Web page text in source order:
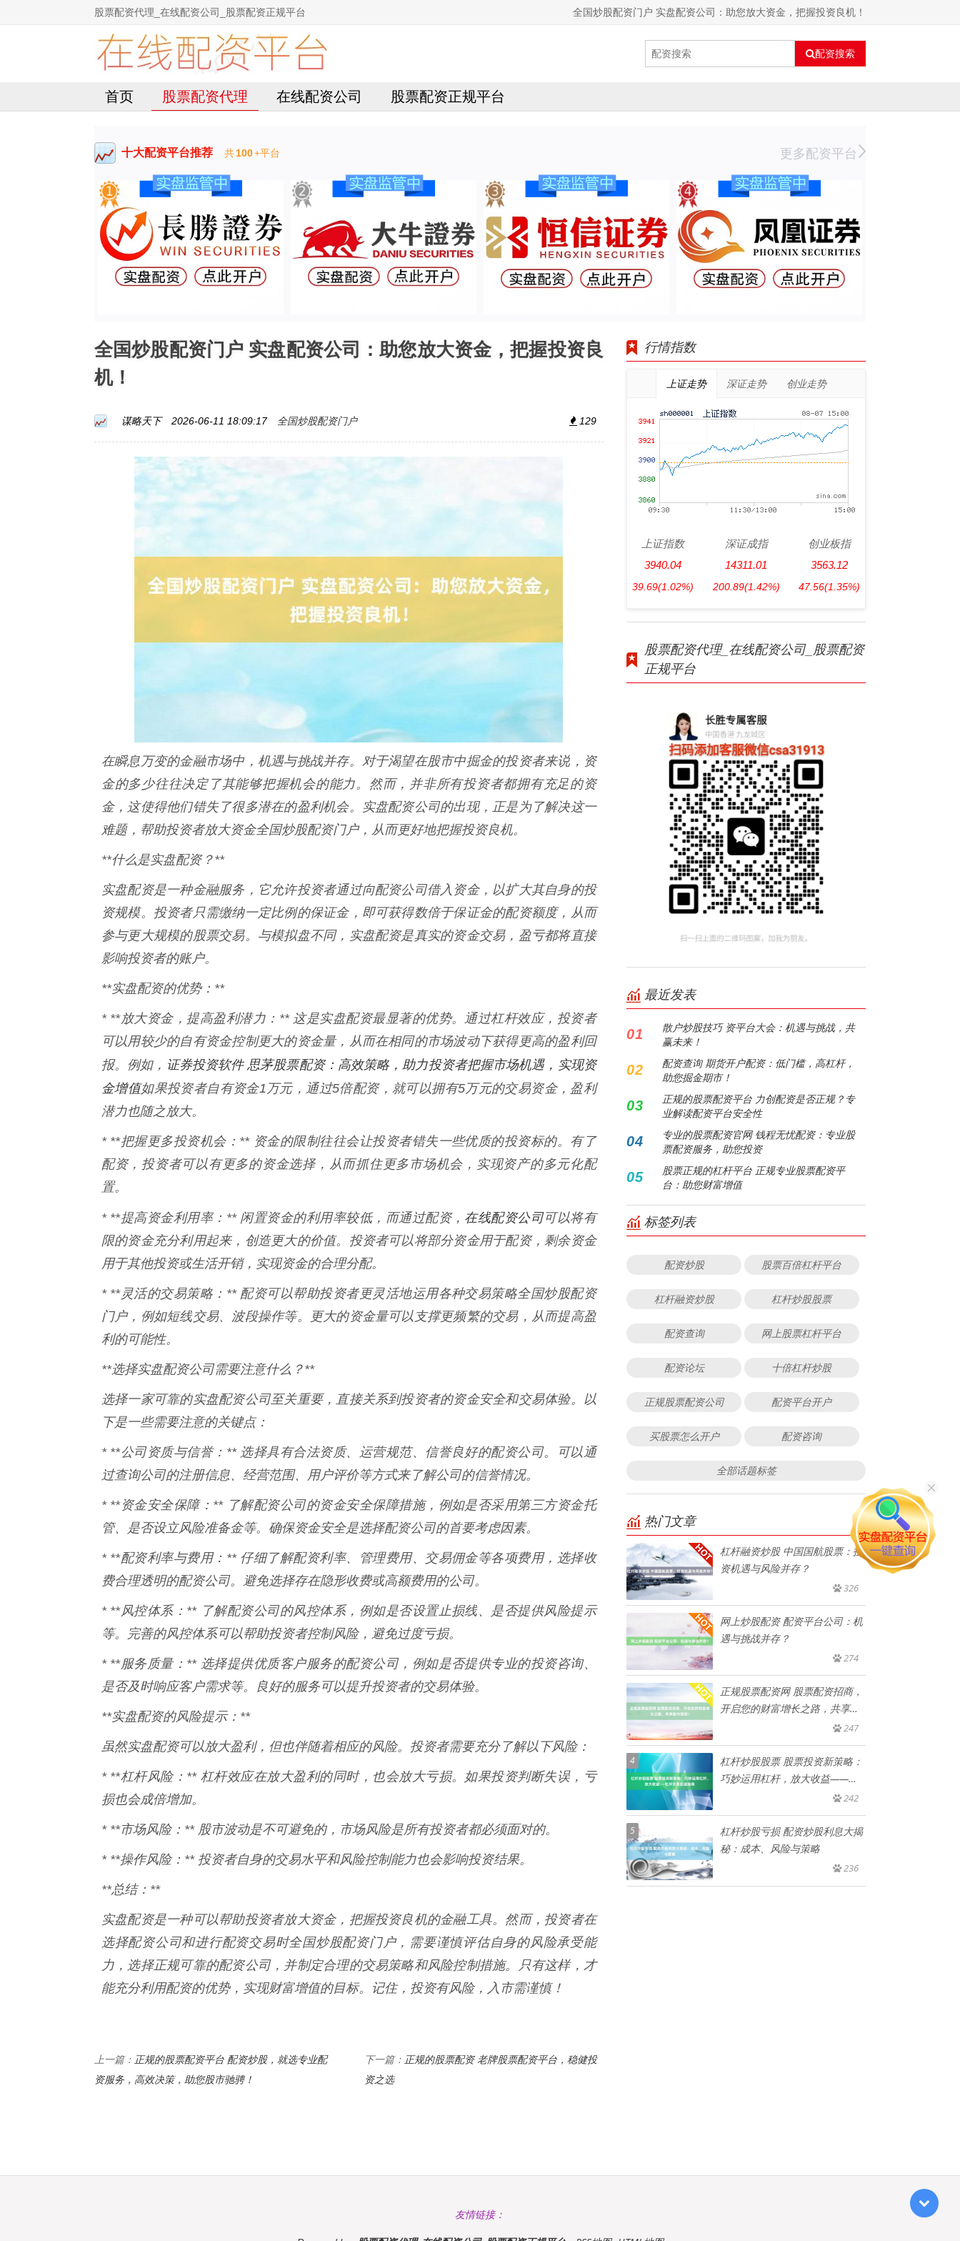
股票配资代理_在线配资公司_股票配资正规平台 全国炒股配资门户 实盘配资公司：助您放大资金，把握投资良机！
配资搜索
首页 股票配资代理 在线配资公司 股票配资正规平台
十大配资平台推荐 共100+平台 更多配资平台
全国炒股配资门户 实盘配资公司：助您放大资金，把握投资良
机！
谋略天下 2026-06-11 18:09:17 全国炒股配资门户 129
在瞬息万变的金融市场中，机遇与挑战并存。对于渴望在股市中掘金的投资者来说，资
金的多少往往决定了其能够把握机会的能力。然而，并非所有投资者都拥有充足的资
金，这使得他们错失了很多潜在的盈利机会。实盘配资公司的出现，正是为了解决这一
难题，帮助投资者放大资金全国炒股配资门户，从而更好地把握投资良机。
**什么是实盘配资？**
实盘配资是一种金融服务，它允许投资者通过向配资公司借入资金，以扩大其自身的投
资规模。投资者只需缴纳一定比例的保证金，即可获得数倍于保证金的配资额度，从而
参与更大规模的股票交易。与模拟盘不同，实盘配资是真实的资金交易，盈亏都将直接
影响投资者的账户。
**实盘配资的优势：**
* **放大资金，提高盈利潜力：** 这是实盘配资最显著的优势。通过杠杆效应，投资者
可以用较少的自有资金控制更大的资金量，从而在相同的市场波动下获得更高的盈利回
报。例如， 证券投资软件 思茅股票配资：高效策略，助力投资者把握市场机遇，实现资
金增值如果投资者自有资金1万元，通过5倍配资，就可以拥有5万元的交易资金，盈利
潜力也随之放大。
* **把握更多投资机会：** 资金的限制往往会让投资者错失一些优质的投资标的。有了
配资，投资者可以有更多的资金选择，从而抓住更多市场机会，实现资产的多元化配
置。
* **提高资金利用率：** 闲置资金的利用率较低，而通过配资， 在线配资公司可以将有
限的资金充分利用起来，创造更大的价值。投资者可以将部分资金用于配资，剩余资金
用于其他投资或生活开销，实现资金的合理分配。
* **灵活的交易策略：** 配资可以帮助投资者更灵活地运用各种交易策略全国炒股配资
门户，例如短线交易、波段操作等。更大的资金量可以支撑更频繁的交易，从而提高盈
利的可能性。
**选择实盘配资公司需要注意什么？**
选择一家可靠的实盘配资公司至关重要，直接关系到投资者的资金安全和交易体验。以
下是一些需要注意的关键点：
* **公司资质与信誉：** 选择具有合法资质、运营规范、信誉良好的配资公司。可以通
过查询公司的注册信息、经营范围、用户评价等方式来了解公司的信誉情况。
* **资金安全保障：** 了解配资公司的资金安全保障措施，例如是否采用第三方资金托
管、是否设立风险准备金等。确保资金安全是选择配资公司的首要考虑因素。
* **配资利率与费用：** 仔细了解配资利率、管理费用、交易佣金等各项费用，选择收
费合理透明的配资公司。避免选择存在隐形收费或高额费用的公司。
* **风控体系：** 了解配资公司的风控体系，例如是否设置止损线、是否提供风险提示
等。完善的风控体系可以帮助投资者控制风险，避免过度亏损。
* **服务质量：** 选择提供优质客户服务的配资公司，例如是否提供专业的投资咨询、
是否及时响应客户需求等。良好的服务可以提升投资者的交易体验。
**实盘配资的风险提示：**
虽然实盘配资可以放大盈利，但也伴随着相应的风险。投资者需要充分了解以下风险：
* **杠杆风险：** 杠杆效应在放大盈利的同时，也会放大亏损。如果投资判断失误，亏
损也会成倍增加。
* **市场风险：** 股市波动是不可避免的，市场风险是所有投资者都必须面对的。
* **操作风险：** 投资者自身的交易水平和风险控制能力也会影响投资结果。
**总结：**
实盘配资是一种可以帮助投资者放大资金，把握投资良机的金融工具。然而，投资者在
选择配资公司和进行配资交易时全国炒股配资门户，需要谨慎评估自身的风险承受能
力，选择正规可靠的配资公司，并制定合理的交易策略和风险控制措施。只有这样，才
能充分利用配资的优势，实现财富增值的目标。记住，投资有风险，入市需谨慎！
上一篇： 正规的股票配资平台 配资炒股，就选专业配
资服务，高效决策，助您股市驰骋！
下一篇： 正规的股票配资 老牌股票配资平台，稳健投
资之选
行情指数
上证走势 深证走势 创业走势
上证指数
3940.04
39.69(1.02%)
深证成指
14311.01
200.89(1.42%)
创业板指
3563.12
47.56(1.35%)
股票配资代理_在线配资公司_股票配资
正规平台
最近发表
01
散户炒股技巧 资平台大会：机遇与挑战，共
赢未来！
02
配资查询 期货开户配资：低门槛，高杠杆，
助您掘金期市！
03
正规的股票配资平台 力创配资是否正规？专
业解读配资平台安全性
04
专业的股票配资官网 钱程无忧配资：专业股
票配资服务，助您投资
05
股票正规的杠杆平台 正规专业股票配资平
台：助您财富增值
标签列表
配资炒股 股票百倍杠杆平台
杠杆融资炒股 杠杆炒股股票
配资查询 网上股票杠杆平台
配资论坛 十倍杠杆炒股
正规股票配资公司 配资平台开户
买股票怎么开户 配资咨询
全部话题标签
热门文章
杠杆融资炒股 中国国航股票：投
资机遇与风险并存？
326
网上炒股配资 配资平台公司：机
遇与挑战并存？
274
正规股票配资网 股票配资招商，
开启您的财富增长之路，共享股
247
4
杠杆炒股股票 股票投资新策略：
巧妙运用杠杆，放大收益——杠
242
5
杠杆炒股亏损 配资炒股利息大揭
秘：成本、风险与策略
236
友情链接：